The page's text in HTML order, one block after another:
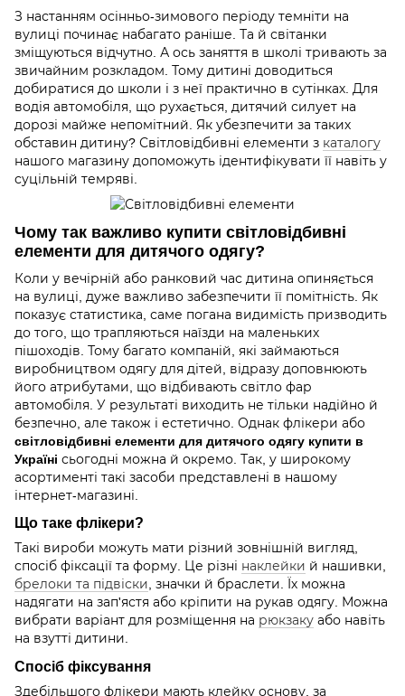
З настанням осінньо-зимового періоду темніти на
вулиці починає набагато раніше. Та й світанки
зміщуються відчутно. А ось заняття в школі тривають за
звичайним розкладом. Тому дитині доводиться
добиратися до школи і з неї практично в сутінках. Для
водія автомобіля, що рухається, дитячий силует на
дорозі майже непомітний. Як убезпечити за таких
обставин дитину? Світловідбивні елементи з каталогу
нашого магазину допоможуть ідентифікувати її навіть у
суцільній темряві.
Чому так важливо купити світловідбивні
елементи для дитячого одягу?
Коли у вечірній або ранковий час дитина опиняється
на вулиці, дуже важливо забезпечити її помітність. Як
показує статистика, саме погана видимість призводить
до того, що трапляються наїзди на маленьких
пішоходів. Тому багато компаній, які займаються
виробництвом одягу для дітей, відразу доповнюють
його атрибутами, що відбивають світло фар
автомобіля. У результаті виходить не тільки надійно й
безпечно, але також і естетично. Однак флікери або
світловідбивні елементи для дитячого одягу купити в
Україні сьогодні можна й окремо. Так, у широкому
асортименті такі засоби представлені в нашому
інтернет-магазині.
Що таке флікери?
Такі вироби можуть мати різний зовнішній вигляд,
спосіб фіксації та форму. Це різні наклейки й нашивки,
брелоки та підвіски, значки й браслети. Їх можна
надягати на зап'ястя або кріпити на рукав одягу. Можна
вибрати варіант для розміщення на рюкзаку або навіть
на взутті дитини.
Спосіб фіксування
Здебільшого флікери мають клейку основу, за